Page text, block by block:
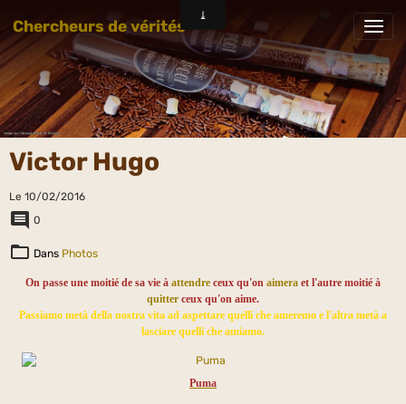
Chercheurs de vérités
Victor Hugo
Le 10/02/2016
0
Dans Photos
On passe une moitié de sa vie à attendre ceux qu'on aimera et l'autre moitié à
quitter ceux qu'on aime.
Passiamo metà della nostra vita ad aspettare quelli che ameremo e l'altra metà a
lasciare quelli che amiamo.
Puma